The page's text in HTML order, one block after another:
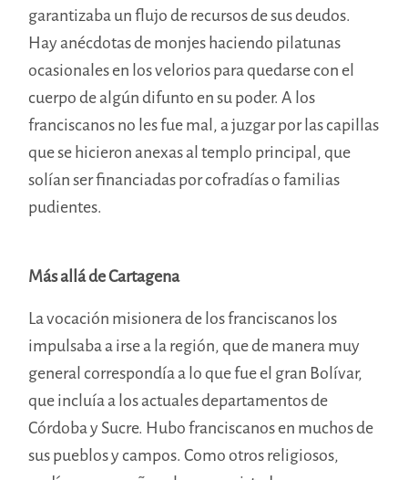
garantizaba un flujo de recursos de sus deudos.
Hay anécdotas de monjes haciendo pilatunas
ocasionales en los velorios para quedarse con el
cuerpo de algún difunto en su poder. A los
franciscanos no les fue mal, a juzgar por las capillas
que se hicieron anexas al templo principal, que
solían ser financiadas por cofradías o familias
pudientes.
Más allá de Cartagena
La vocación misionera de los franciscanos los
impulsaba a irse a la región, que de manera muy
general correspondía a lo que fue el gran Bolívar,
que incluía a los actuales departamentos de
Córdoba y Sucre. Hubo franciscanos en muchos de
sus pueblos y campos. Como otros religiosos,